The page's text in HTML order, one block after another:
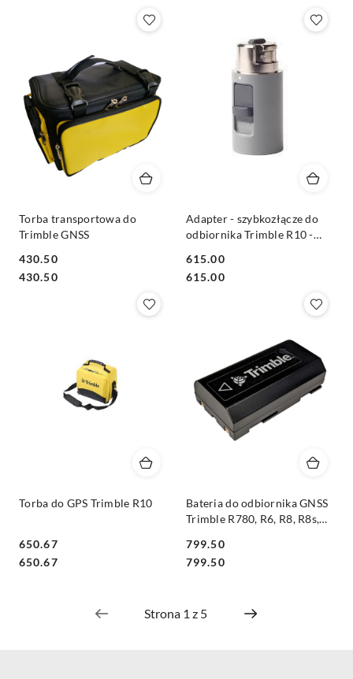
Torba transportowa do
Trimble GNSS
Cena:
430.50
Cena:
430.50
Adapter - szybkozłącze do
odbiornika Trimble R10 -
Cena:
615.00
Cena:
615.00
Torba do GPS Trimble R10
Cena:
650.67
Cena:
650.67
Bateria do odbiornika GNSS
Trimble R780, R6, R8, R8s,
Cena:
799.50
Cena:
799.50